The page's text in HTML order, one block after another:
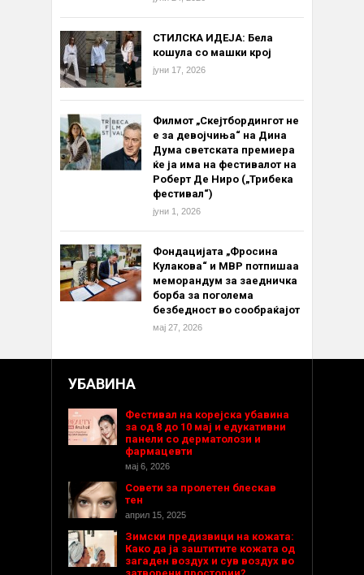
СТИЛСКА ИДЕЈА: Бела
кошула со машки крој
јуни 17, 2026
Филмот „Скејтбордингот не
е за девојчиња“ на Дина
Дума светската премиера
ќе ја има на фестивалот на
Роберт Де Ниро („Трибека
фестивал“)
јуни 1, 2026
Фондацијата „Фросина
Кулакова“ и МВР потпишаа
меморандум за заедничка
борба за поголема
безбедност во сообраќајот
мај 27, 2026
УБАВИНА
Фестивал на корејска убавина
за од 8 до 10 мај и едукативни
панели со дерматолози и
фармацевти
мај 6, 2026
Совети за пролетен блескав
тен
април 15, 2025
Зимски предизвици на кожата:
Како да ја заштитите кожата од
загаден воздух и сув воздух во